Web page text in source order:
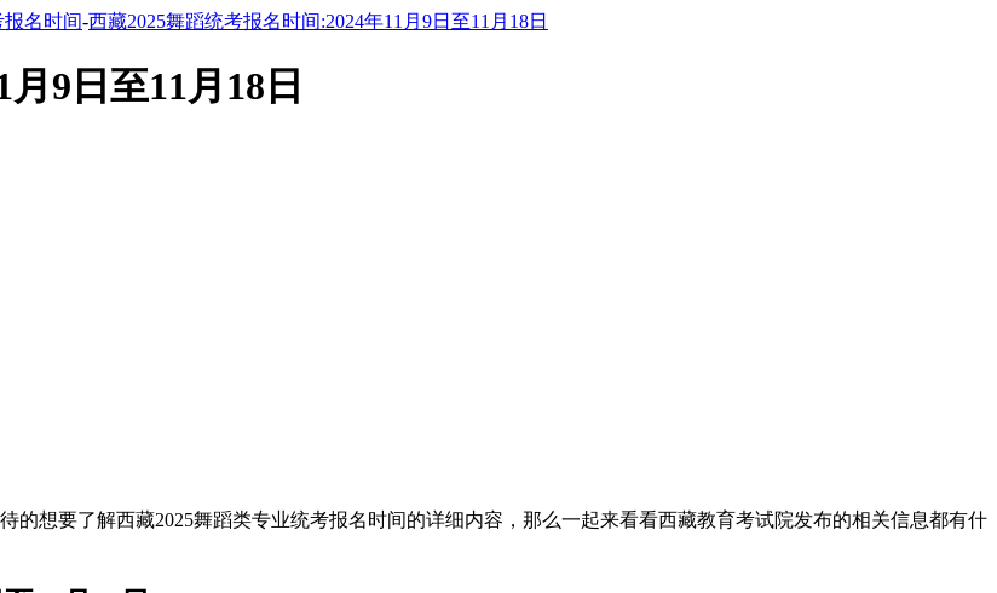
名时间-西藏2025舞蹈统考报名时间:2024年11月9日至11月18日
9日至11月18日
的想要了解西藏2025舞蹈类专业统考报名时间的详细内容，那么一起来看看西藏教育考试院发布的相关信息都有什